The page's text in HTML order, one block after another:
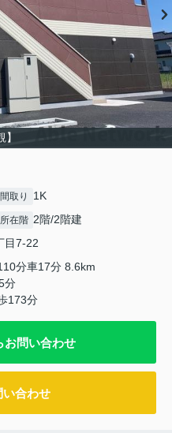
】
間取り 1K
所在階 2階/2階建
目7-22
分車17分 8.6km
分
173分
お問い合わせ
い合わせ